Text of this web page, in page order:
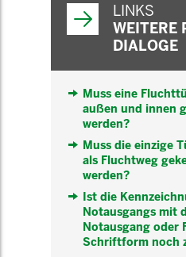
LINKS
WEITERE
DIALOGE
Muss eine
außen und innen
werden?
Muss die einzige
als Fluchtweg
werden?
Ist die
Notausgangs mit
Notausgang oder
Schriftform noch